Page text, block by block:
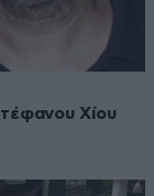
Χίου